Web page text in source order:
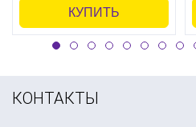
КУПИТЬ
КОНТАКТЫ